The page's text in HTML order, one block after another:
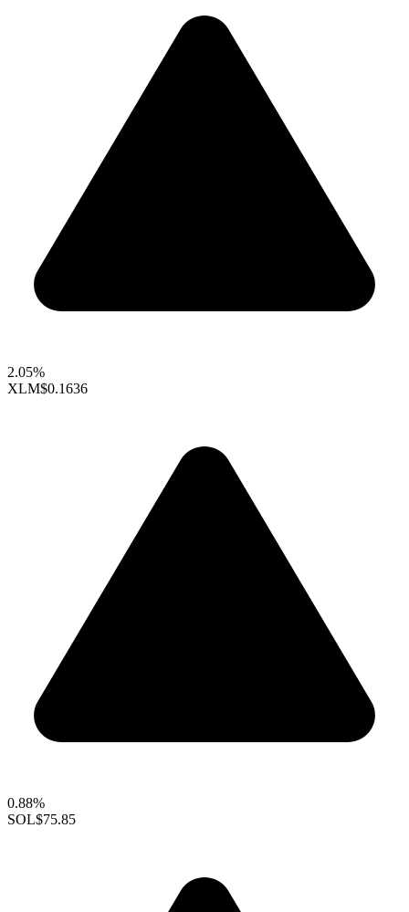
2.05%
XLM$0.1636
0.88%
SOL$75.85